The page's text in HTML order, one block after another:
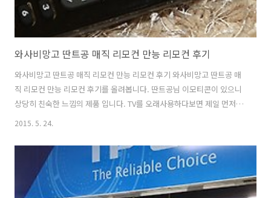
와사비망고 딴트공 매직 리모컨 만능 리모컨 후기
와사비망고 딴트공 매직 리모컨 만능 리모컨 후기 와사비망고 딴트공 매
직 리모컨 만능 리모컨 후기를 올려봅니다. 딴트공님 이모티콘이 있으니
상당히 친숙한 느낌의 제품 입니다. TV를 오래사용하다보면 제일 먼저
고장나는게 리모컨이 아닐까 합니다. 건전지가 오래되어서 고장날 수 도
TV나 셋탑에서도 사용 가능하게 된 제품인데요. 처음에 등록과정을 거쳐
서 연결을 해주면 어떻게든 연결이되어서 사용이 가능합니다. 리모컨이
망가졌다면 그리고 구매를 해야한다면 생각할 수 있는 리모컨이죠. 물론
셋탑 리모컨을 이미 사용중이라면 그 리모컨이 기능이 더 많아서 아마 계
2015. 5. 24.